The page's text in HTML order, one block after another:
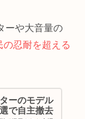
ーや大音量の
の忍耐を超える
ーのモデル
で自主撤去